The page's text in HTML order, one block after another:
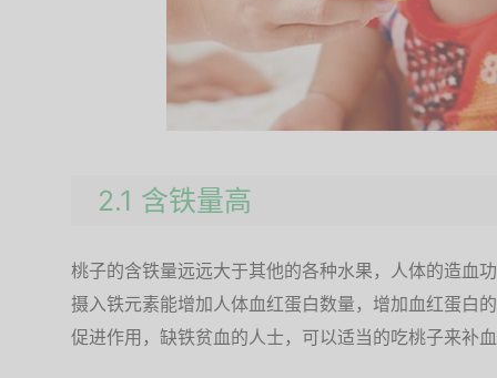
2.1 含铁量高
桃子的含铁量远远大于其他的各种水果，人体的造血
摄入铁元素能增加人体血红蛋白数量，增加血红蛋白
促进作用，缺铁贫血的人士，可以适当的吃桃子来补